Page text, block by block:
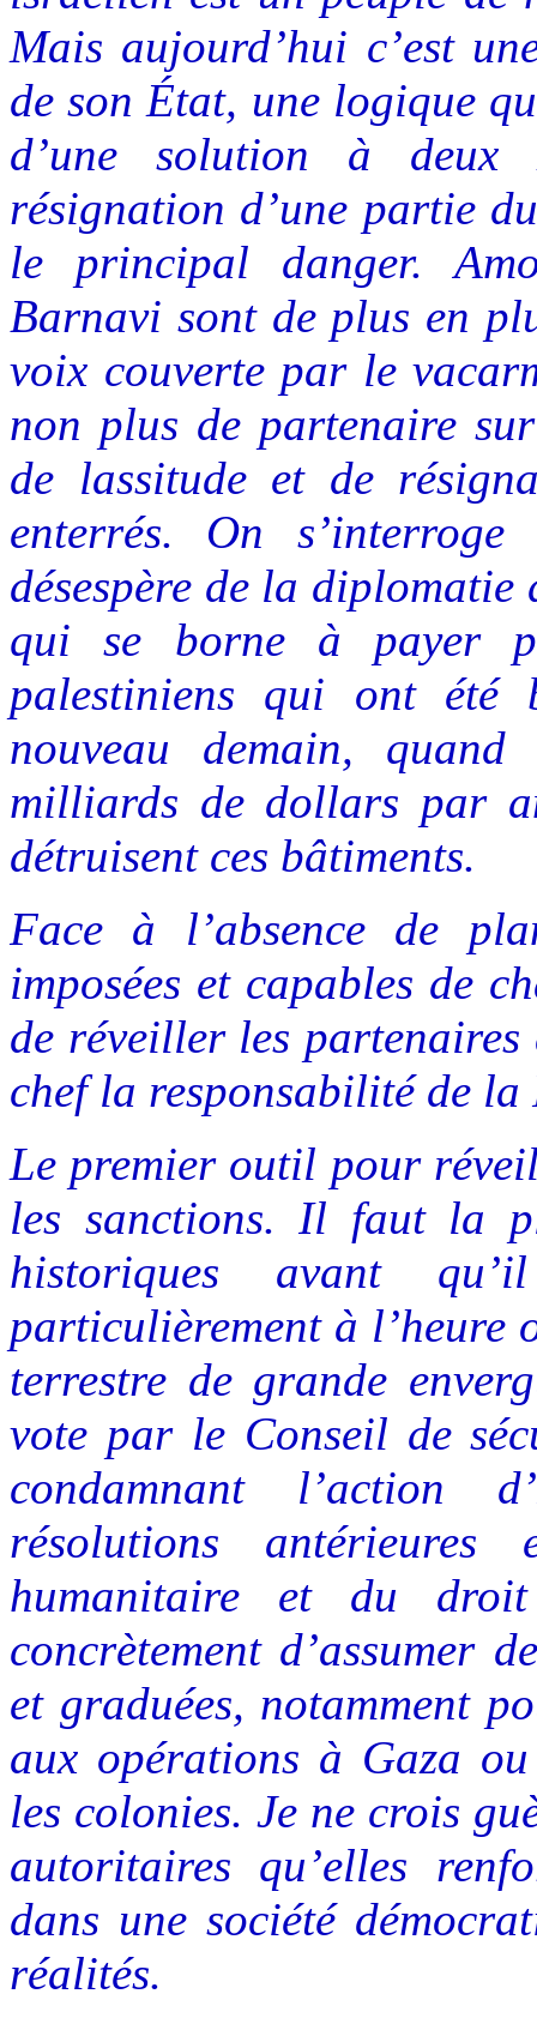
Mais aujourd’hui c’est
de son État, une logique
d’une solution à deux
résignation d’une partie
le principal danger.
Barnavi sont de plus en
voix couverte par le
non plus de partenaire
de lassitude et de
enterrés. On
désespère de la diplomatie
qui se borne à payer
palestiniens qui ont été
nouveau demain, quand
milliards de dollars par
détruisent ces bâtiments.
Face à l’absence de
imposées et capables de
de réveiller les
chef la responsabilité de la
Le premier outil pour
les sanctions. Il faut la
historiques avant
particulièrement à l’heure
terrestre de grande
vote par le Conseil de
condamnant l’action
résolutions
humanitaire et du
concrètement d’assumer
et graduées, notamment
aux opérations à Gaza
les colonies. Je ne crois
autoritaires qu’elles
dans une société
réalités.